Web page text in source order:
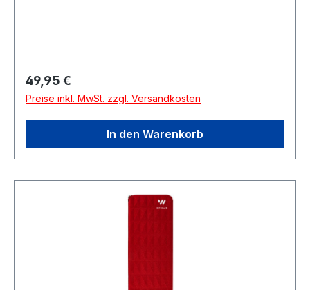
Regulärer Preis:
49,95 €
Preise inkl. MwSt. zzgl. Versandkosten
In den Warenkorb